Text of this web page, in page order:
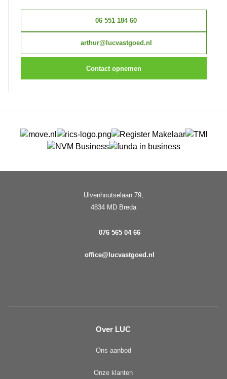
06 551 184 60
arthur@lucvastgoed.nl
Contact opnemen
Ulvenhoutselaan 79,
4834 MD Breda
076 565 04 66
office@lucvastgoed.nl
Over LUC
Ons aanbod
Onze klanten